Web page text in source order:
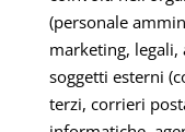
(personale
marketing,
soggetti esterni
terzi, corrieri